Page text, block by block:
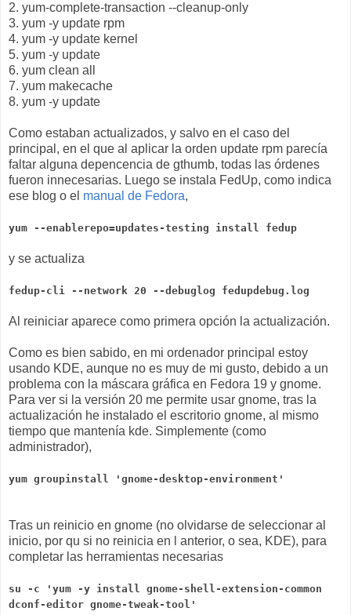
2. yum-complete-transaction --cleanup-only
3. yum -y update rpm
4. yum -y update kernel
5. yum -y update
6. yum clean all
7. yum makecache
8. yum -y update
Como estaban actualizados, y salvo en el caso del
principal, en el que al aplicar la orden update rpm parecía
faltar alguna depencencia de gthumb, todas las órdenes
fueron innecesarias. Luego se instala FedUp, como indica
ese blog o el manual de Fedora,
yum --enablerepo=updates-testing install fedup
y se actualiza
fedup-cli --network 20 --debuglog fedupdebug.log
Al reiniciar aparece como primera opción la actualización.
Como es bien sabido, en mi ordenador principal estoy
usando KDE, aunque no es muy de mi gusto, debido a un
problema con la máscara gráfica en Fedora 19 y gnome.
Para ver si la versión 20 me permite usar gnome, tras la
actualización he instalado el escritorio gnome, al mismo
tiempo que mantenía kde. Simplemente (como
administrador),
yum groupinstall 'gnome-desktop-environment'
Tras un reinicio en gnome (no olvidarse de seleccionar al
inicio, por qu si no reinicia en l anterior, o sea, KDE), para
completar las herramientas necesarias
su -c 'yum -y install gnome-shell-extension-common
dconf-editor gnome-tweak-tool'